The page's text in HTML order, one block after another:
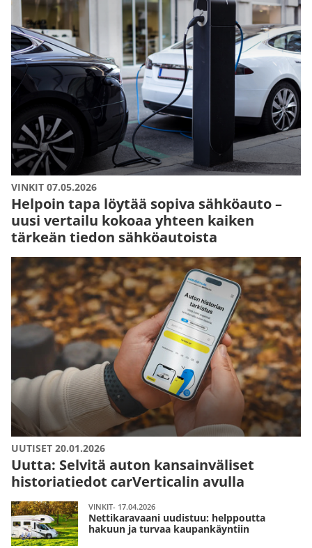
VINKIT 07.05.2026
Helpoin tapa löytää sopiva sähköauto –
uusi vertailu kokoaa yhteen kaiken
tärkeän tiedon sähköautoista
UUTISET 20.01.2026
Uutta: Selvitä auton kansainväliset
historiatiedot carVerticalin avulla
VINKIT- 17.04.2026
Nettikaravaani uudistuu: helppoutta
hakuun ja turvaa kaupankäyntiin